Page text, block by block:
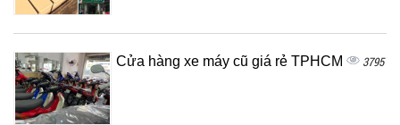
Cửa hàng xe máy cũ giá rẻ TPHCM 3795